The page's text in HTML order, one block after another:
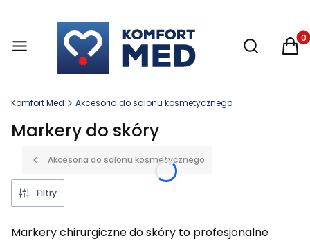
Otwórz
Komfort Med Akcesoria do salonu kosmetycznego
Markery do skóry
Akcesoria do salonu kosmetycznego
Filtry
Markery chirurgiczne do skóry to profesjonalne